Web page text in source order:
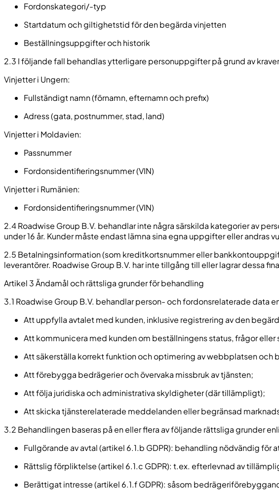
Fordonskategori/-typ
Startdatum och giltighetstid för den begärda vinjetten
Beställningsuppgifter och historik
2.3 I följande fall behandlas ytterligare personuppgifter på grund av
Vinjetter i Ungern:
Fullständigt namn (förnamn, efternamn och prefix)
Adress (gata, postnummer, stad, land)
Vinjetter i Moldavien:
Passnummer
Fordonsidentifieringsnummer (VIN)
Vinjetter i Rumänien:
Fordonsidentifieringsnummer (VIN)
2.4 Roadwise Group B.V. behandlar inte några särskilda kategorier av
under 16 år. Kunder måste endast lämna sina egna uppgifter eller andras
2.5 Betalningsinformation (som kreditkortsnummer eller
leverantörer. Roadwise Group B.V. har inte tillgång till eller lagrar dessa
Artikel 3 Ändamål och rättsliga grunder för behandling
3.1 Roadwise Group B.V. behandlar person- och fordonsrelaterade data
Att uppfylla avtalet med kunden, inklusive registrering av den
Att kommunicera med kunden om beställningens status, frågor eller
Att säkerställa korrekt funktion och optimering av webbplatsen och
Att förebygga bedrägerier och övervaka missbruk av tjänsten;
Att följa juridiska och administrativa skyldigheter (där tillämpligt);
Att skicka tjänsterelaterade meddelanden eller begränsad
3.2 Behandlingen baseras på en eller flera av följande rättsliga grunder
Fullgörande av avtal (artikel 6.1.b GDPR): behandling nödvändig
Rättslig förpliktelse (artikel 6.1.c GDPR): t.ex. efterlevnad av
Berättigat intresse (artikel 6.1.f GDPR): såsom